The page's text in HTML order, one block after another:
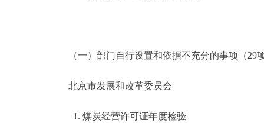
（一）部门自行设置和依据不充分的事项（29
北京市发展和改革委员会
1. 煤炭经营许可证年度检验